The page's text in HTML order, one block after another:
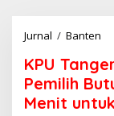
Jurnal / Banten
U
T
a
n
KPU
Pemilih
Menit